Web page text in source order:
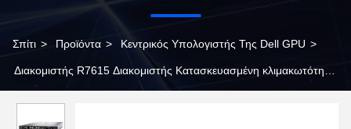
Σπίτι > Προϊόντα > Κεντρικός Υπολογιστής Της Dell GPU >
Διακομιστής R7615 Διακομιστής Κατασκευασμένη κλιμακωτότητα